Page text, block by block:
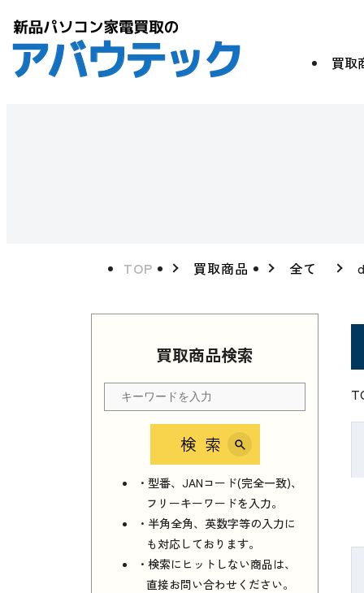
買取
TOP 買取商品 全て
買取商品検索
検索
・型番、JANコード(完全一致)、
フリーキーワードを入力。
・半角全角、英数字等の入力に
も対応しております。
・検索にヒットしない商品は、
直接お問い合わせください。